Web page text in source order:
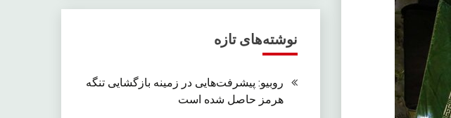
نوشته‌های تازه
روبیو: پیشرفت‌هایی در زمینه بازگشایی تنگه
هرمز حاصل شده است